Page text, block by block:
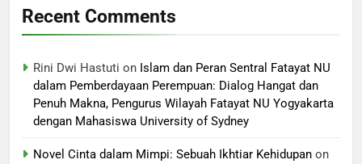
Recent Comments
Rini Dwi Hastuti on Islam dan Peran Sentral Fatayat NU
dalam Pemberdayaan Perempuan: Dialog Hangat dan
Penuh Makna, Pengurus Wilayah Fatayat NU Yogyakarta
dengan Mahasiswa University of Sydney
Novel Cinta dalam Mimpi: Sebuah Ikhtiar Kehidupan on